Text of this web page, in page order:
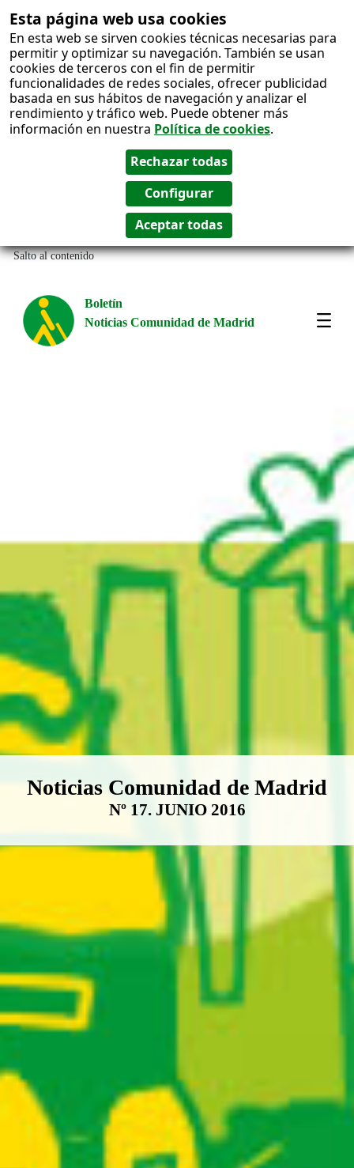
Esta página web usa cookies
En esta web se sirven cookies técnicas necesarias para
permitir y optimizar su navegación. También se usan
cookies de terceros con el fin de permitir
funcionalidades de redes sociales, ofrecer publicidad
basada en sus hábitos de navegación y analizar el
rendimiento y tráfico web. Puede obtener más
información en nuestra Política de cookies.
Salto al contenido
Boletín
Noticias Comunidad de Madrid
Boletín Noticias Comunidad de
Noticias Comunidad de Madrid
Nº 17. JUNIO 2016